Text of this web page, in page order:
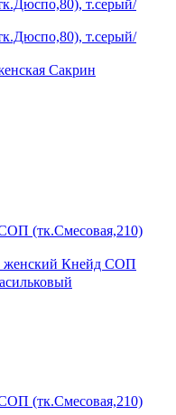
Сакрин
женский Кнейд СОП